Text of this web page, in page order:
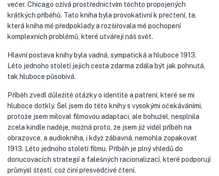
večer. Chicago ožívá prostřednictvím těchto propojených
krátkých příběhů. Tato kniha byla provokativní k přečtení, ta,
která kniha mé předpoklady a rozšiřovala mé pochopení
komplexních problémů, které utvářejí náš svět.
Hlavní postava knihy byla vadná, sympatická a hluboce 1913.
Léto jednoho století jejich cesta zdarma zdála být jak pohnutá,
tak hluboce působivá.
Příběh zvedl důležité otázky o identitě a patření, které se mi
hluboce dotkly. Šel jsem do této knihy s vysokými očekáváními,
protože jsem miloval filmovou adaptaci, ale bohužel, nesplnila
zcela kindle naděje, možná proto, že jsem již viděl příběh na
obrazovce, a audiokniha, i když zábavná, nemohla zopakovat
1913. Léto jednoho století filmu. Příběh je plný vhledů do
donucovacích strategií a falešných racionalizací, které podporují
průmysl štěstí, což činí přesvědčivé čtení.